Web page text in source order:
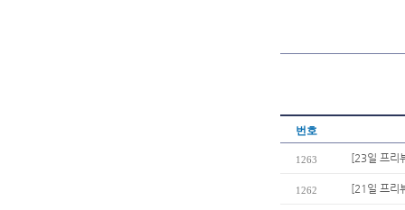
번호
1263 [23일 프리
1262 [21일 프리